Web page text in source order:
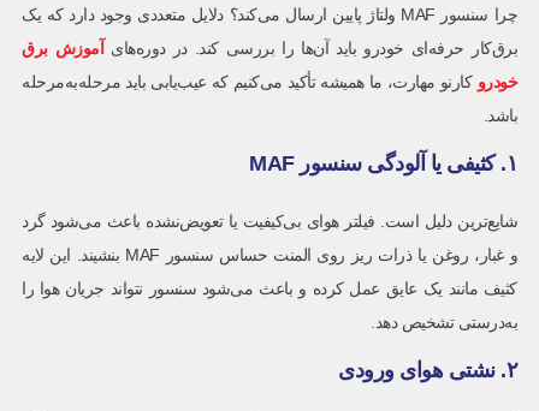
چرا سنسور MAF ولتاژ پایین ارسال می‌کند؟ دلایل متعددی وجود دارد که یک
برق‌کار حرفه‌ای خودرو باید آن‌ها را بررسی کند. در دوره‌های
آموزش برق
خودرو کارنو مهارت، ما همیشه تأکید می‌کنیم که عیب‌یابی باید مرحله‌به‌مرحله
باشد.
۱. کثیفی یا آلودگی سنسور MAF
شایع‌ترین دلیل است. فیلتر هوای بی‌کیفیت یا تعویض‌نشده باعث می‌شود گرد
و غبار، روغن یا ذرات ریز روی المنت حساس سنسور MAF بنشیند. این لایه
کثیف مانند یک عایق عمل کرده و باعث می‌شود سنسور نتواند جریان هوا را
به‌درستی تشخیص دهد.
۲. نشتی هوای ورودی